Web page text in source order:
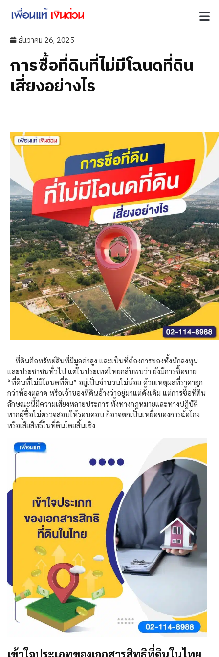
ธันวาคม 26, 2025
การซื้อที่ดินที่ไม่มีโฉนดที่ดิน
เสี่ยงอย่างไร
ที่ดินคือทรัพย์สินที่มีมูลค่าสูง และเป็นที่ต้องการของทั้งนักลงทุน
และประชาชนทั่วไป แต่ในประเทศไทยกลับพบว่า ยังมีการซื้อขาย
“ที่ดินที่ไม่มีโฉนดที่ดิน” อยู่เป็นจำนวนไม่น้อย ด้วยเหตุผลที่ราคาถูก
กว่าท้องตลาด หรือเจ้าของที่ดินอ้างว่าอยู่มาแต่ดั้งเดิม แต่การซื้อที่ดิน
ลักษณะนี้มีความเสี่ยงหลายประการ ทั้งทางกฎหมายและทางปฏิบัติ
หากผู้ซื้อไม่ตรวจสอบให้รอบคอบ ก็อาจตกเป็นเหยื่อของการฉ้อโกง
หรือเสียสิทธิ์ในที่ดินโดยสิ้นเชิง
เข้าใจประเภทของเอกสารสิทธิที่ดินในไทย